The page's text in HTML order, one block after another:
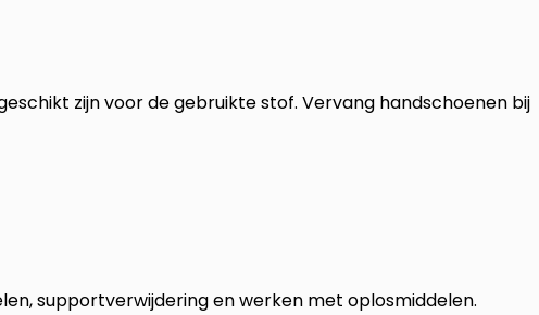
zijn voor de gebruikte stof. Vervang handschoenen bij
supportverwijdering en werken met oplosmiddelen.